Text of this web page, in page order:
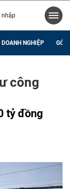
DOANH NGHIỆP GÓC
công
tỷ đồng